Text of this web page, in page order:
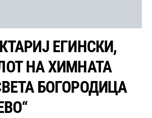
ЕГИНСКИ,
НА ХИМНАТА
БОГОРОДИЦА